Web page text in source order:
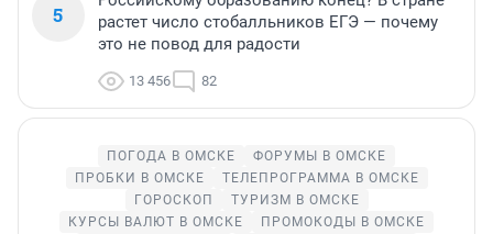
5
растет число стобалльников ЕГЭ — почему
это не повод для радости
13 456 82
ПОГОДА В ОМСКЕ
ФОРУМЫ В ОМСКЕ
ПРОБКИ В ОМСКЕ
ТЕЛЕПРОГРАММА В ОМСКЕ
ГОРОСКОП
ТУРИЗМ В ОМСКЕ
КУРСЫ ВАЛЮТ В ОМСКЕ
ПРОМОКОДЫ В ОМСКЕ